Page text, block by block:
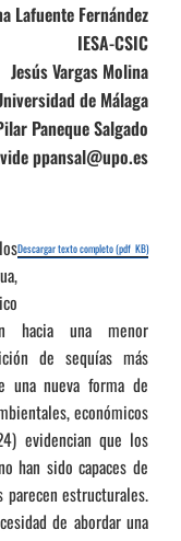
Lafuente Fernández
IESA-CSIC
Jesús Vargas Molina
de Málaga
Paneque Salgado
ppansal@upo.es
Descargar texto completo (pdf KB)
hacia una menor
de sequías más
una nueva forma de
económicos
evidencian que los
han sido capaces de
parecen estructurales.
de abordar una